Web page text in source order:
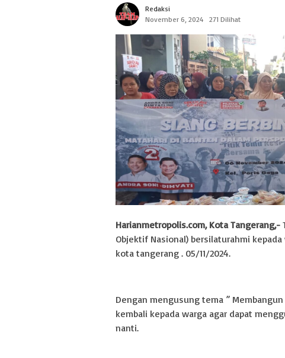
Redaksi
November 6, 2024
271 Dilihat
Harianmetropolis.com, Kota Tangerang,-
Objektif Nasional) bersilaturahmi kepada
kota tangerang . 05/11/2024.
Dengan mengusung tema ”
kembali kepada warga agar dapat
nanti.